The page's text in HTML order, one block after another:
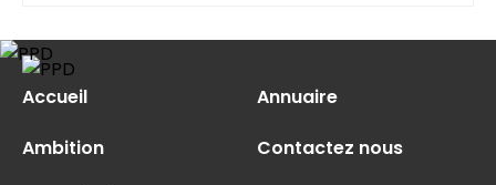
Accueil
Ambition
Annuaire
Contactez nous